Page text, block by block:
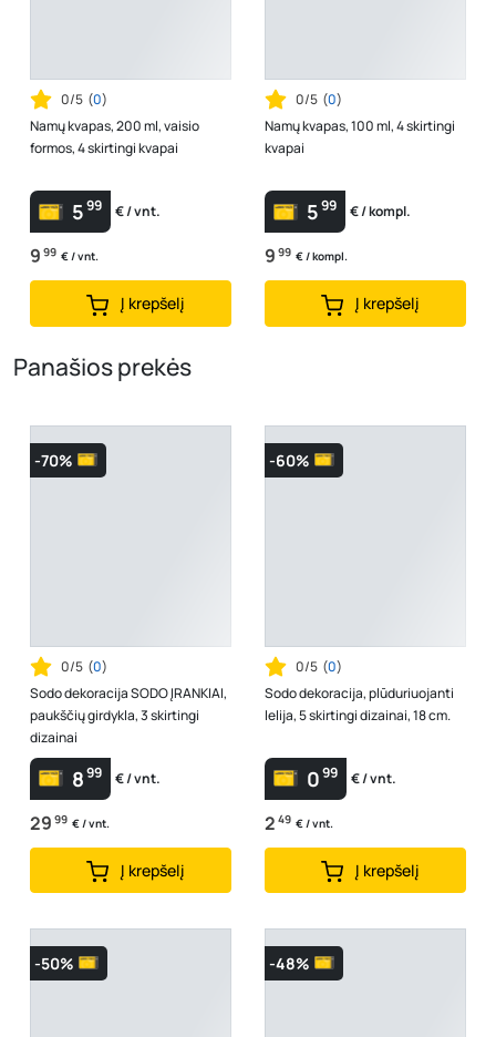
0/5 (0)
Namų kvapas, 200 ml, vaisio
formos, 4 skirtingi kvapai
599 € / vnt.
9 99 € / vnt.
Į krepšelį
0/5 (0)
Namų kvapas, 100 ml, 4 skirtingi
kvapai
599 € / kompl.
9 99 € / kompl.
Į krepšelį
Panašios prekės
-70%
0/5 (0)
Sodo dekoracija SODO ĮRANKIAI,
paukščių girdykla, 3 skirtingi
dizainai
899 € / vnt.
29 99 € / vnt.
Į krepšelį
-60%
0/5 (0)
Sodo dekoracija, plūduriuojanti
lelija, 5 skirtingi dizainai, 18 cm.
099 € / vnt.
2 49 € / vnt.
Į krepšelį
-50% -48%